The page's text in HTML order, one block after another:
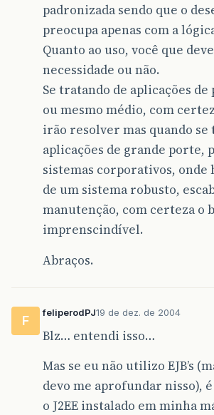
padronizada sendo que o
preocupa apenas com a
Quanto ao uso, você que
necessidade ou não.
Se tratando de aplicações
ou mesmo médio, com
irão resolver mas quando se
aplicações de grande porte,
sistemas corporativos, onde
de um sistema robusto,
manutenção, com certeza o
imprenscindível.
Abraços.
F
feliperodPJ19 de dez. de 2004
Blz… entendi isso…
Mas se eu não utilizo EJB’s
devo me aprofundar nisso),
o J2EE instalado em minha